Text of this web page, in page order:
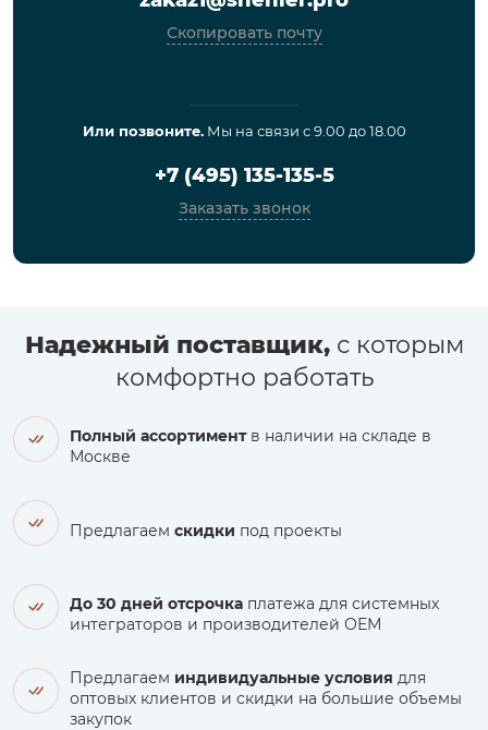
Скопировать почту
Или позвоните.Мы на связи с 9.00 до 18.00
+7 (495) 135-135-5
Заказать звонок
Надежный поставщик,с которым
комфортно работать
Полный ассортиментв наличии на складе в
Москве
Предлагаем скидки под проекты
До 30 дней отсрочка платежа для системных
интеграторов и производителей ОЕМ
Предлагаем индивидуальные условия для
оптовых клиентов и скидки на большие объемы
закупок